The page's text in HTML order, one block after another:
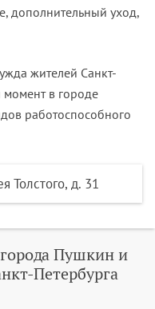
дополнительный уход,
жителей Санкт-
момент в городе
работоспособного
Толстого, д. 31
Пушкин и
Петербурга